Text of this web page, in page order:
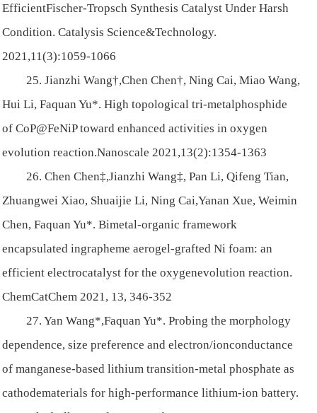
EfficientFischer-Tropsch Synthesis Catalyst Under Harsh
Condition. Catalysis Science&Technology.
2021,11(3):1059-1066
25. Jianzhi Wang†,Chen Chen†, Ning Cai, Miao Wang,
Hui Li, Faquan Yu*. High topological tri-metalphosphide
of CoP@FeNiP toward enhanced activities in oxygen
evolution reaction.Nanoscale 2021,13(2):1354-1363
26. Chen Chen‡,Jianzhi Wang‡, Pan Li, Qifeng Tian,
Zhuangwei Xiao, Shuaijie Li, Ning Cai,Yanan Xue, Weimin
Chen, Faquan Yu*. Bimetal-organic framework
encapsulated ingrapheme aerogel-grafted Ni foam: an
efficient electrocatalyst for the oxygenevolution reaction.
ChemCatChem 2021, 13, 346-352
27. Yan Wang*,Faquan Yu*. Probing the morphology
dependence, size preference and electron/ionconductance
of manganese-based lithium transition-metal phosphate as
cathodematerials for high-performance lithium-ion battery.